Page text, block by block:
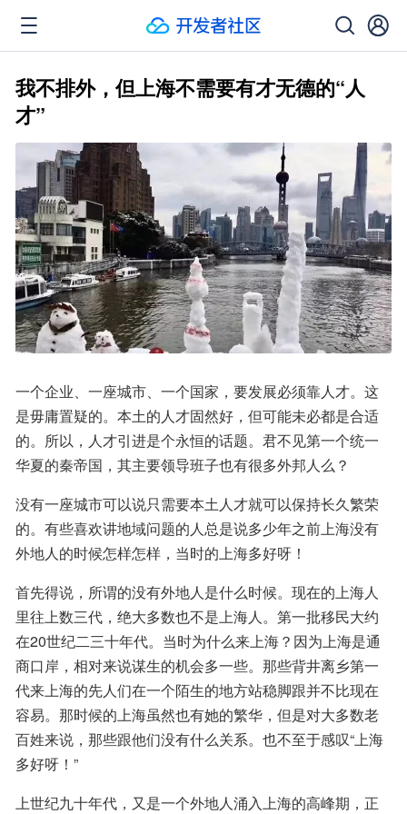
我不排外，但上海不需要有才无德的“人
才”
一个企业、一座城市、一个国家，要发展必须靠人才。这
是毋庸置疑的。本土的人才固然好，但可能未必都是合适
的。所以，人才引进是个永恒的话题。君不见第一个统一
华夏的秦帝国，其主要领导班子也有很多外邦人么？
没有一座城市可以说只需要本土人才就可以保持长久繁荣
的。有些喜欢讲地域问题的人总是说多少年之前上海没有
外地人的时候怎样怎样，当时的上海多好呀！
首先得说，所谓的没有外地人是什么时候。现在的上海人
里往上数三代，绝大多数也不是上海人。第一批移民大约
在20世纪二三十年代。当时为什么来上海？因为上海是通
商口岸，相对来说谋生的机会多一些。那些背井离乡第一
代来上海的先人们在一个陌生的地方站稳脚跟并不比现在
容易。那时候的上海虽然也有她的繁华，但是对大多数老
百姓来说，那些跟他们没有什么关系。也不至于感叹“上海
多好呀！”
上世纪九十年代，又是一个外地人涌入上海的高峰期，正